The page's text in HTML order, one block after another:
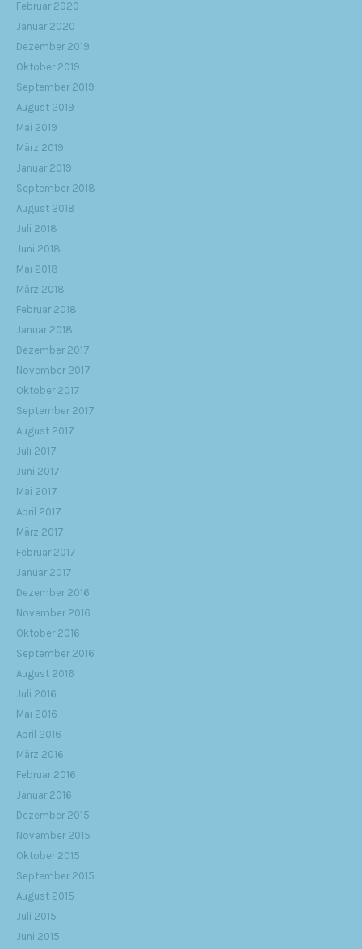
Februar 2020
Januar 2020
Dezember 2019
Oktober 2019
September 2019
August 2019
Mai 2019
März 2019
Januar 2019
September 2018
August 2018
Juli 2018
Juni 2018
Mai 2018
März 2018
Februar 2018
Januar 2018
Dezember 2017
November 2017
Oktober 2017
September 2017
August 2017
Juli 2017
Juni 2017
Mai 2017
April 2017
März 2017
Februar 2017
Januar 2017
Dezember 2016
November 2016
Oktober 2016
September 2016
August 2016
Juli 2016
Mai 2016
April 2016
März 2016
Februar 2016
Januar 2016
Dezember 2015
November 2015
Oktober 2015
September 2015
August 2015
Juli 2015
Juni 2015